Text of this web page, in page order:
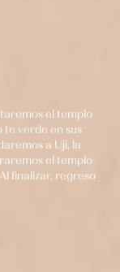
el templo
te verde en sus
a Uji, la
el templo
finalizar, regreso